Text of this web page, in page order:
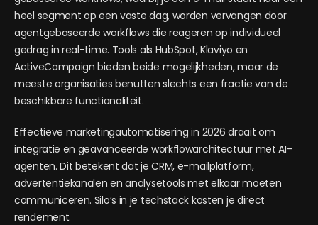
heel segment op een vaste dag, worden vervangen door
agentgebaseerde workflows die reageren op individueel
gedrag in real-time. Tools als HubSpot, Klaviyo en
ActiveCampaign bieden beide mogelijkheden, maar de
meeste organisaties benutten slechts een fractie van de
beschikbare functionaliteit.
Effectieve marketingautomatisering in 2026 draait om
integratie en geavanceerde workflowarchitectuur met AI-
agenten. Dit betekent dat je CRM, e-mailplatform,
advertentiekanalen en analysetools met elkaar moeten
communiceren. Silo’s in je techstack kosten je direct
rendement.